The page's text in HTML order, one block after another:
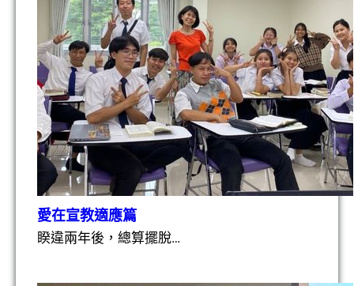
愛在宣教適應篇
睽違兩年後，總算擺脫…